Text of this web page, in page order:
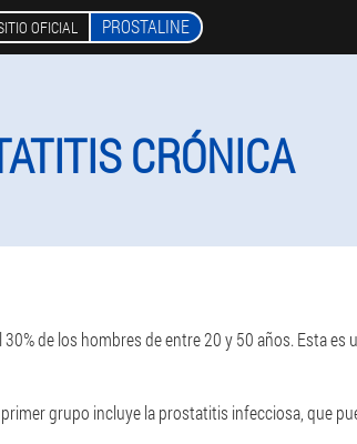
OFICIAL PROSTALINE
CRÓNICA
de los hombres de entre 20 y 50 años. Esta es
grupo incluye la prostatitis infecciosa, que